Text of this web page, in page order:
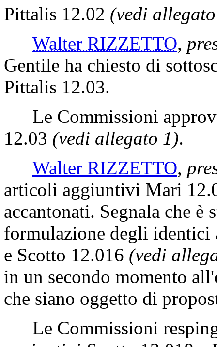
Pittalis 12.02 (vedi
Walter RIZZETTO,
Gentile ha chiesto di
Pittalis 12.03.
Le Commissioni
12.03 (vedi allegato 1).
Walter RIZZETTO,
articoli aggiuntivi Mari
accantonati. Segnala che è
formulazione degli
e Scotto 12.016 (vedi
in un secondo momento
che siano oggetto di
Le Commissioni